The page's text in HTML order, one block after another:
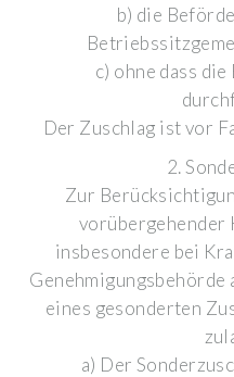
b) die
c) ohne dass
Der Zuschlag ist vor
2.
Zur
vorübergehender
insbesondere bei
Genehmigungsbehörde
eines gesonderten
a) Der